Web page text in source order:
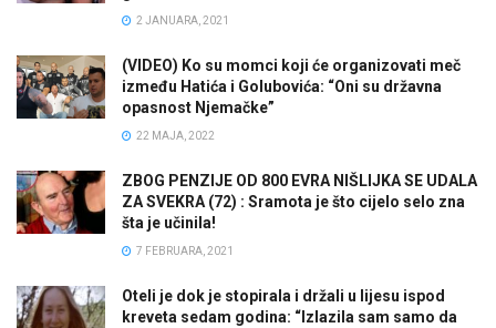
2 JANUARA, 2021
(VIDEO) Ko su momci koji će organizovati meč
između Hatića i Golubovića: “Oni su državna
opasnost Njemačke”
22 MAJA, 2022
ZBOG PENZIJE OD 800 EVRA NIŠLIJKA SE UDALA
ZA SVEKRA (72) : Sramota je što cijelo selo zna
šta je učinila!
7 FEBRUARA, 2021
Oteli je dok je stopirala i držali u lijesu ispod
kreveta sedam godina: “Izlazila sam samo da